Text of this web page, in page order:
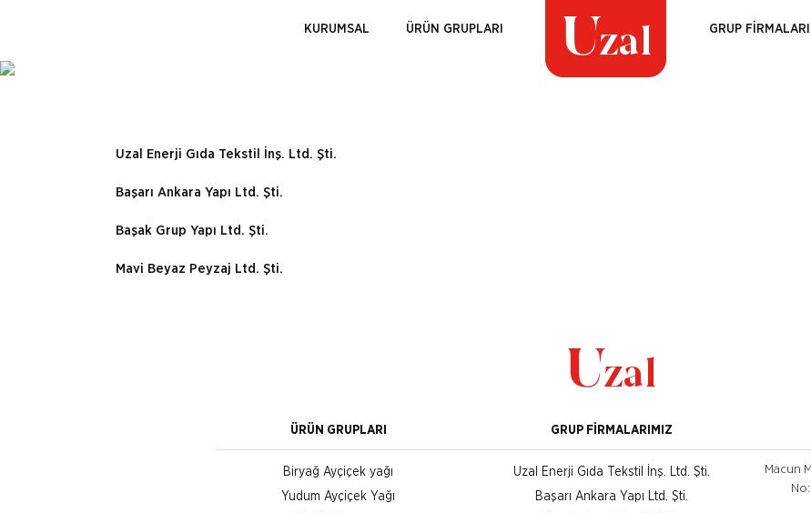
KURUMSAL ÜRÜN GRUPLARI GRUP
Uzal Enerji Gıda Tekstil İnş. Ltd. Şti.
Başarı Ankara Yapı Ltd. Şti.
Başak Grup Yapı Ltd. Şti.
Mavi Beyaz Peyzaj Ltd. Şti.
ÜRÜN GRUPLARI
Biryağ Ayçiçek yağı
Yudum Ayçiçek Yağı
GRUP FİRMALARIMIZ
Uzal Enerji Gıda Tekstil İnş. Ltd. Şti.
Başarı Ankara Yapı Ltd. Şti.
Macun